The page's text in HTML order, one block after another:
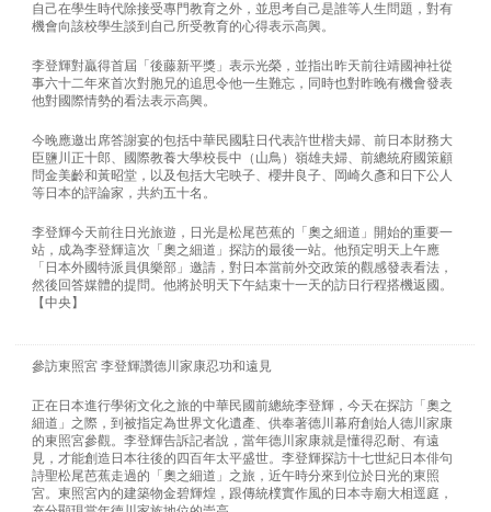
自己在學生時代除接受專門教育之外，並思考自己是誰等人生問題，對有
機會向該校學生談到自己所受教育的心得表示高興。
李登輝對贏得首屆「後藤新平獎」表示光榮，並指出昨天前往靖國神社從
事六十二年來首次對胞兄的追思令他一生難忘，同時也對昨晚有機會發表
他對國際情勢的看法表示高興。
今晚應邀出席答謝宴的包括中華民國駐日代表許世楷夫婦、前日本財務大
臣鹽川正十郎、國際教養大學校長中（山鳥）嶺雄夫婦、前總統府國策顧
問金美齡和黃昭堂，以及包括大宅映子、櫻井良子、岡崎久彥和日下公人
等日本的評論家，共約五十名。
李登輝今天前往日光旅遊，日光是松尾芭蕉的「奧之細道」開始的重要一
站，成為李登輝這次「奧之細道」探訪的最後一站。他預定明天上午應
「日本外國特派員俱樂部」邀請，對日本當前外交政策的觀感發表看法，
然後回答媒體的提問。他將於明天下午結束十一天的訪日行程搭機返國。
【中央】
參訪東照宮 李登輝讚德川家康忍功和遠見
正在日本進行學術文化之旅的中華民國前總統李登輝，今天在探訪「奧之
細道」之際，到被指定為世界文化遺產、供奉著德川幕府創始人德川家康
的東照宮參觀。李登輝告訴記者說，當年德川家康就是懂得忍耐、有遠
見，才能創造日本往後的四百年太平盛世。李登輝探訪十七世紀日本俳句
詩聖松尾芭蕉走過的「奧之細道」之旅，近午時分來到位於日光的東照
宮。東照宮內的建築物金碧輝煌，跟傳統樸實作風的日本寺廟大相逕庭，